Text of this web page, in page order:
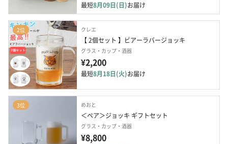
最短8月09日(日)お届け
2位 クレエ
【 2個セット 】ビアーラバージョッキ
グラス・カップ・酒器
¥2,200
最短8月18日(火)お届け
3位 めおと
＜ペア＞ジョッキ ギフトセット
グラス・カップ・酒器
¥8,800